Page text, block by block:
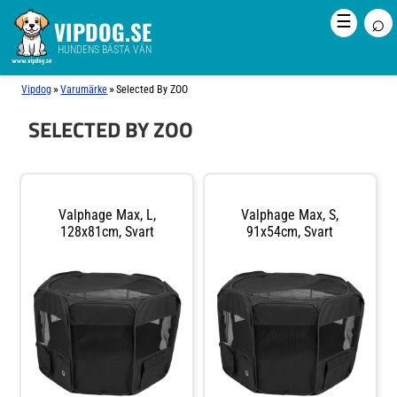
VIPDOG.SE
HUNDENS BÄSTA VÄN
☰ ⌕
Vipdog »Varumärke »Selected By ZOO
SELECTED BY ZOO
Valphage Max, L,
128x81cm, Svart
Valphage Max, S,
91x54cm, Svart